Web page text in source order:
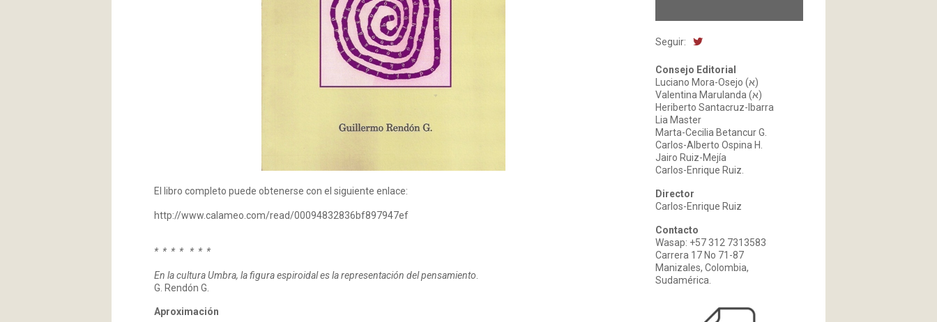
El libro completo puede obtenerse con el siguiente enlace:
http://www.calameo.com/read/00094832836bf897947ef
* * * * * * *
En la cultura Umbra, la figura espiroidal es la representación del pensamiento
G. Rendón G.
Aproximación
Seguir:
Consejo Editorial
Luciano Mora-Osejo (א)
Valentina Marulanda (א)
Heriberto Santacruz-Ibarra
Lia Master
Marta-Cecilia Betancur G.
Carlos-Alberto Ospina H.
Jairo Ruiz-Mejía
Carlos-Enrique Ruiz.
Director
Carlos-Enrique Ruiz
Contacto
Wasap: +57 312 7313583
Carrera 17 No 71-87
Manizales, Colombia,
Sudamérica.